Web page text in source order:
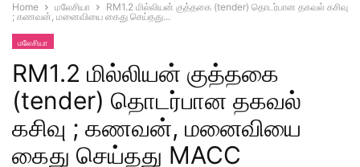
Home மலேசியா
RM1.2 மில்லியன் குத்தகை (tender) தொடர்பான தகவல் கசிவு
; கணவன், மனைவியை கைது செய்தது...
மலேசியா
RM1.2 மில்லியன் குத்தகை
(tender) தொடர்பான தகவல்
கசிவு ; கணவன், மனைவியை
கைது செய்தது MACC